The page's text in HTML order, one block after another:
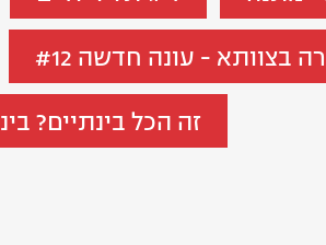
בצוותא - עונה חדשה #12
זה הכל בינתיים?